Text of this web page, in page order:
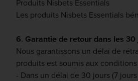
Produits Nisbets Essentials
Les produits Nisbets Essentials
6. Garantie de retour dans les 30
Nous garantissons un délai de
produits est soumis aux
- Dans un délai de 30 jours (7